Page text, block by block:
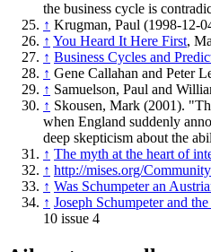
the business cycle is
↑ Krugman, Paul (1998-12-
↑ You Heard It Here First,
↑ Business Cycles and
↑ Gene Callahan and Peter
↑ Samuelson, Paul and
↑ Skousen, Mark (2001).
when England suddenly
deep skepticism about the
↑ The myth at the heart of
↑ http://mises.org/
↑ Was Schumpeter an
↑ Joseph Schumpeter and
10 issue 4